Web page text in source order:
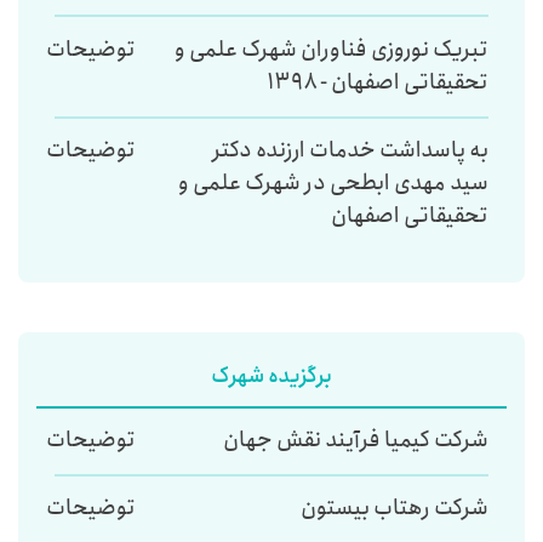
تبریک نوروزی فناوران شهرک علمی و
تحقیقاتی اصفهان - ۱۳۹۸
توضیحات
به پاسداشت خدمات ارزنده دکتر
سید مهدی ابطحی در شهرک علمی و
تحقیقاتی اصفهان
توضیحات
برگزیده شهرک
شرکت کیمیا فرآیند نقش جهان توضیحات
شرکت رهتاب بیستون توضیحات